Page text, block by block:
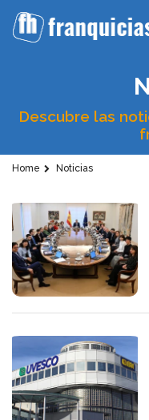
Descubre las
Home Noticias